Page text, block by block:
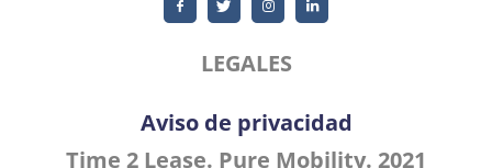
LEGALES
Aviso de privacidad
Time 2 Lease. Pure Mobility. 2021